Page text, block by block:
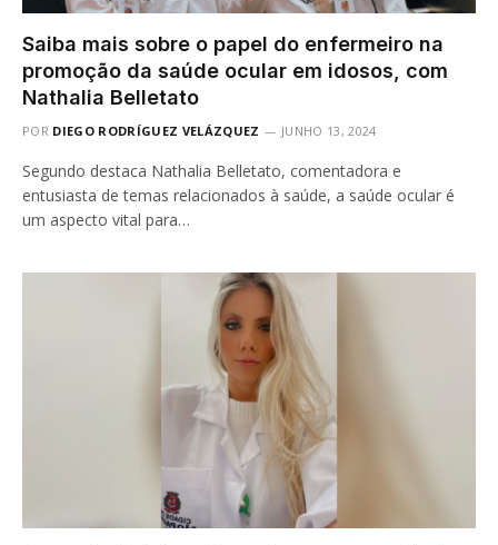
Saiba mais sobre o papel do enfermeiro na
promoção da saúde ocular em idosos, com
Nathalia Belletato
POR DIEGO RODRÍGUEZ VELÁZQUEZ JUNHO 13, 2024
Segundo destaca Nathalia Belletato, comentadora e
entusiasta de temas relacionados à saúde, a saúde ocular é
um aspecto vital para…